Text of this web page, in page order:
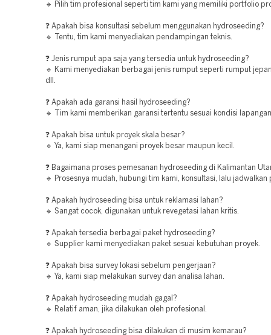
🔹 Pilih tim profesional seperti tim kami yang memiliki portfolio
❓ Apakah bisa konsultasi sebelum menggunakan hydroseeding?
🔹 Tentu, tim kami menyediakan pendampingan teknis.
❓ Jenis rumput apa saja yang tersedia untuk hydroseeding?
🔹 Kami menyediakan berbagai jenis rumput seperti rumput
dll.
❓ Apakah ada garansi hasil hydroseeding?
🔹 Tim kami memberikan garansi tertentu sesuai kondisi
❓ Apakah bisa untuk proyek skala besar?
🔹 Ya, kami siap menangani proyek besar maupun kecil.
❓ Bagaimana proses pemesanan hydroseeding di Kalimantan
🔹 Prosesnya mudah, hubungi tim kami, konsultasi, lalu jadwalkan
❓ Apakah hydroseeding bisa untuk reklamasi lahan?
🔹 Sangat cocok, digunakan untuk revegetasi lahan kritis.
❓ Apakah tersedia berbagai paket hydroseeding?
🔹 Supplier kami menyediakan paket sesuai kebutuhan proyek.
❓ Apakah bisa survey lokasi sebelum pengerjaan?
🔹 Ya, kami siap melakukan survey dan analisa lahan.
❓ Apakah hydroseeding mudah gagal?
🔹 Relatif aman, jika dilakukan oleh profesional.
❓ Apakah hydroseeding bisa dilakukan di musim kemarau?